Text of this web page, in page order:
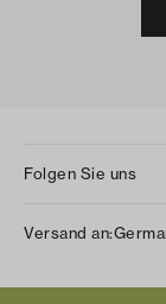
Folgen Sie uns
Twitter
Versand an: